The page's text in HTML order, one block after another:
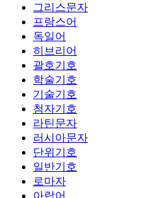
그리스문자
프랑스어
독일어
히브리어
괄호기호
학술기호
기술기호
첨자기호
라틴문자
러시아문자
단위기호
일반기호
로마자